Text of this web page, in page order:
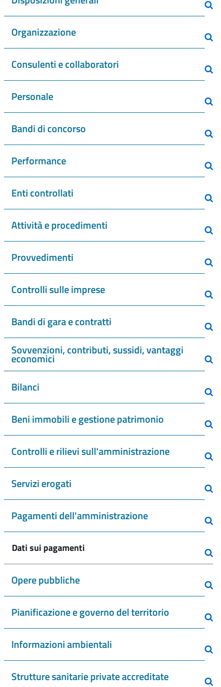
Organizzazione
Consulenti e collaboratori
Personale
Bandi di concorso
Performance
Enti controllati
Attività e procedimenti
Provvedimenti
Controlli sulle imprese
Bandi di gara e contratti
Sovvenzioni, contributi, sussidi, vantaggi
economici
Bilanci
Beni immobili e gestione patrimonio
Controlli e rilievi sull'amministrazione
Servizi erogati
Pagamenti dell'amministrazione
Dati sui pagamenti
Opere pubbliche
Pianificazione e governo del territorio
Informazioni ambientali
Strutture sanitarie private accreditate